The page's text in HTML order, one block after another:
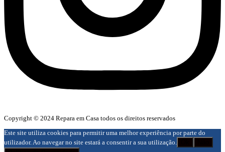
Copyright © 2024 Repara em Casa todos os direitos reservados
Este site utiliza cookies para permitir uma melhor experiência por parte do
utilizador. Ao navegar no site estará a consentir a sua utilização.